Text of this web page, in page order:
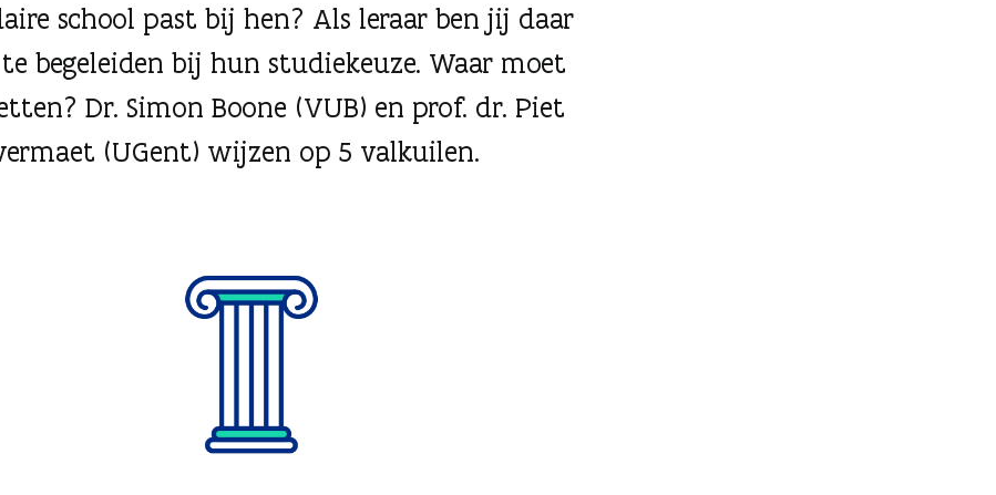
school past bij hen? Als leraar ben jij daar
begeleiden bij hun studiekeuze. Waar moet
Dr. Simon Boone (VUB) en prof. dr. Piet
(UGent) wijzen op 5 valkuilen.